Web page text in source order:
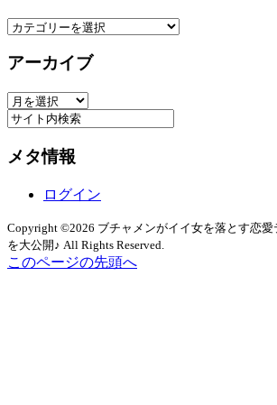
カ
ゴ
ー
アーカイブ
ア
ー
イ
メタ情報
ログイン
Copyright ©2026 ブチャメンがイイ女を落とす恋
を大公開♪ All Rights Reserved.
このページの先頭へ